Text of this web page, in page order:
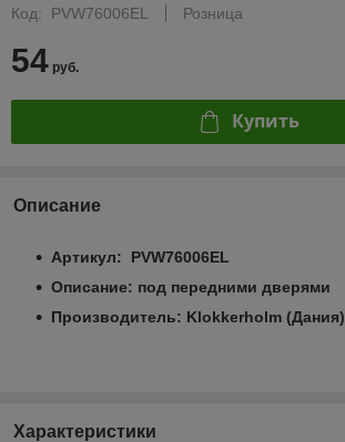
Код: PVW76006EL
Розница
54 руб.
Купить
Описание
Артикул: PVW76006EL
Описание: под передними дверями
Производитель: Klokkerholm (Дания)
Характеристики